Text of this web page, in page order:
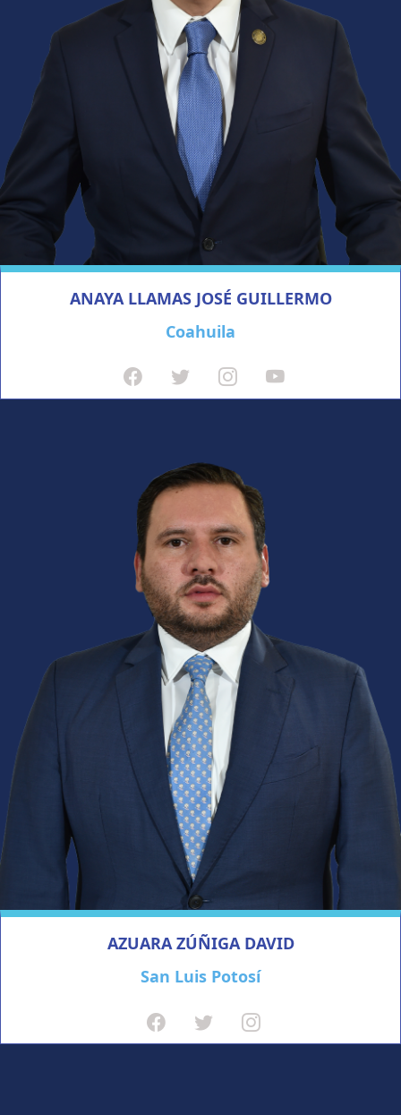
ANAYA LLAMAS JOSÉ GUILLERMO
Coahuila
AZUARA ZÚÑIGA DAVID
San Luis Potosí